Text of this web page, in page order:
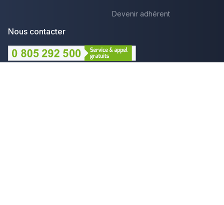
Devenir adhérent
Nous contacter